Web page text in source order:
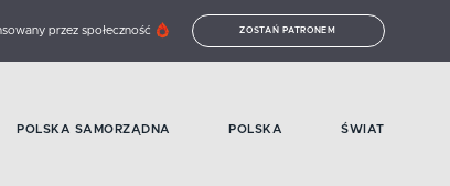
przez społeczność ZOSTAŃ PATRONEM
POLSKA SAMORZĄDNA POLSKA ŚWIAT